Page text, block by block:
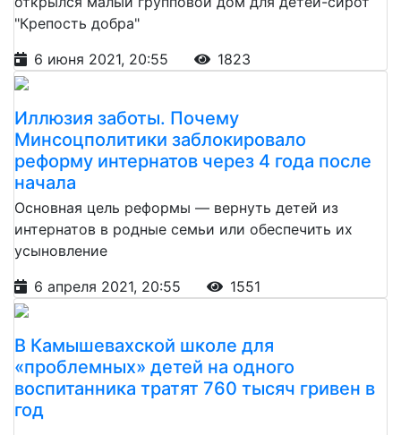
"Крепость добра"
6 июня 2021, 20:55
1823
Иллюзия заботы. Почему
Минсоцполитики заблокировало
реформу интернатов через 4 года после
начала
Основная цель реформы — вернуть детей из
интернатов в родные семьи или обеспечить их
усыновление
6 апреля 2021, 20:55
1551
В Камышевахской школе для
«проблемных» детей на одного
воспитанника тратят 760 тысяч гривен в
год